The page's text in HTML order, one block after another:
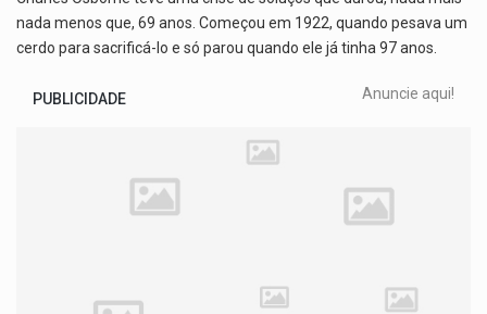
at
s
A
ce
b
o
ke
dI
e
gr
ail ar
e
nada menos que, 69 anos. Começou em 1922, quando pesava um
cerdo para sacrificá-lo e só parou quando ele já tinha 97 anos.
PUBLICIDADE Anuncie aqui!